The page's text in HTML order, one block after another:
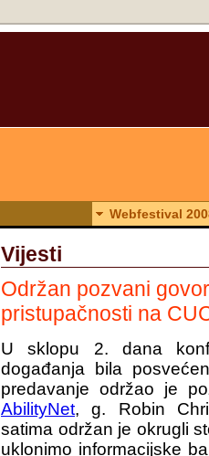
Webfestival
Vijesti
Održan pozvani
pristupačnosti na
U sklopu 2. dana
događanja bila
predavanje održao je
AbilityNet, g. Robin
satima održan je okrugli
uklonimo informacijske